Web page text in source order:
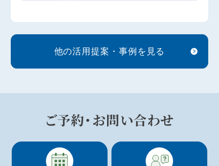
他の活用提案・事例を見る
ご予約・お問い合わせ